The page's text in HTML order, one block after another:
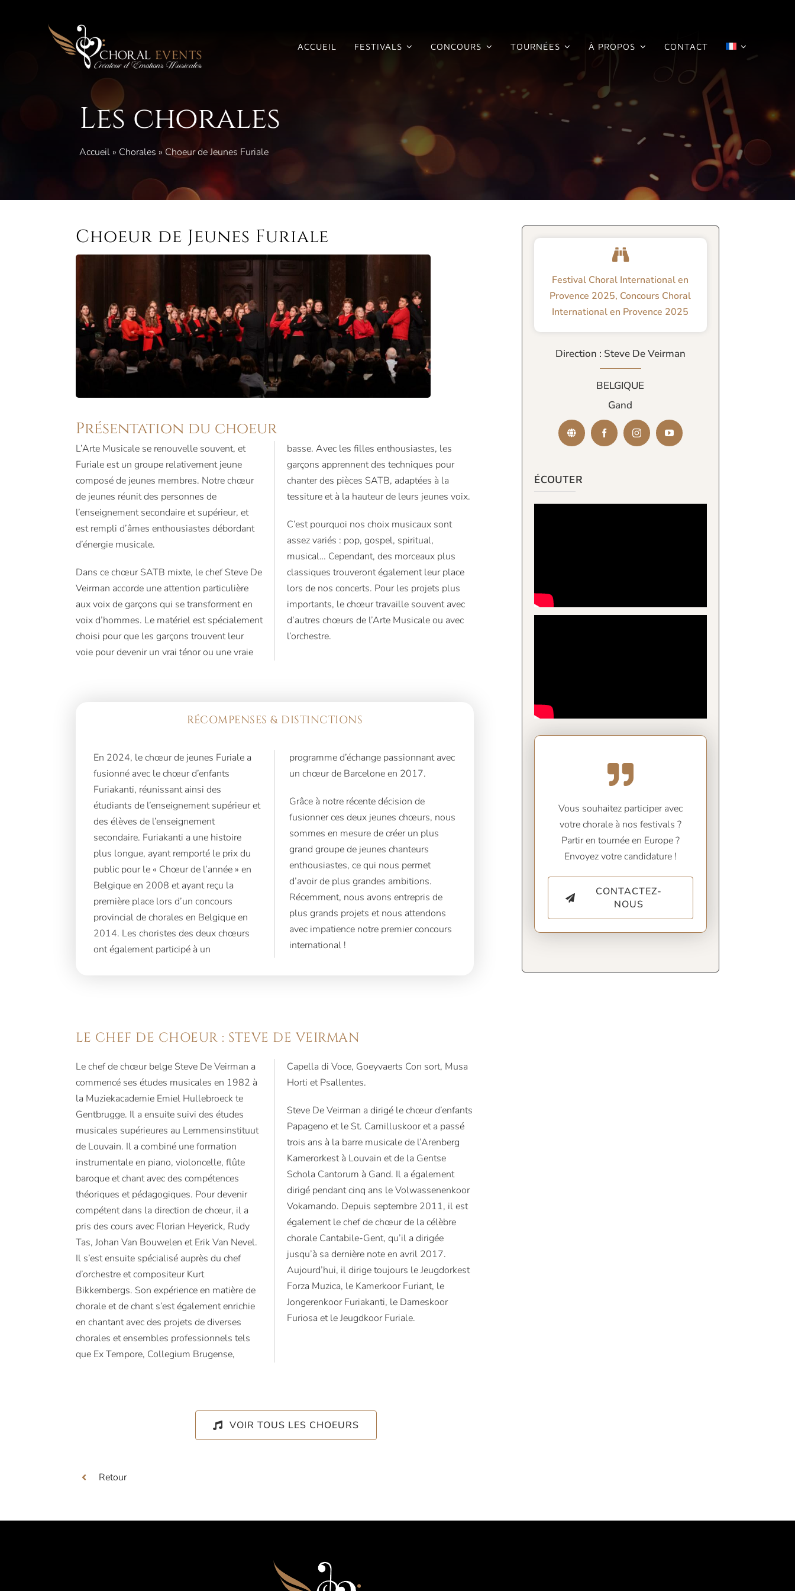
ACCUEIL FESTIVALS CONCOURS TOURNÉES À PROPOS CONTACT
Les chorales
Accueil » Chorales » Choeur de Jeunes Furiale
Choeur de Jeunes Furiale
Présentation du choeur
L’Arte Musicale se renouvelle souvent, et
Furiale est un groupe relativement jeune
composé de jeunes membres. Notre chœur
de jeunes réunit des personnes de
l’enseignement secondaire et supérieur, et
est rempli d’âmes enthousiastes débordant
d’énergie musicale.
Dans ce chœur SATB mixte, le chef Steve De
Veirman accorde une attention particulière
aux voix de garçons qui se transforment en
voix d’hommes. Le matériel est spécialement
choisi pour que les garçons trouvent leur
voie pour devenir un vrai ténor ou une vraie
basse. Avec les filles enthousiastes, les
garçons apprennent des techniques pour
chanter des pièces SATB, adaptées à la
tessiture et à la hauteur de leurs jeunes voix.
C’est pourquoi nos choix musicaux sont
assez variés : pop, gospel, spiritual,
musical… Cependant, des morceaux plus
classiques trouveront également leur place
lors de nos concerts. Pour les projets plus
importants, le chœur travaille souvent avec
d’autres chœurs de l’Arte Musicale ou avec
l’orchestre.
RÉCOMPENSES & DISTINCTIONS
En 2024, le chœur de jeunes Furiale a
fusionné avec le chœur d’enfants
Furiakanti, réunissant ainsi des
étudiants de l’enseignement supérieur et
des élèves de l’enseignement
secondaire. Furiakanti a une histoire
plus longue, ayant remporté le prix du
public pour le « Chœur de l’année » en
Belgique en 2008 et ayant reçu la
première place lors d’un concours
provincial de chorales en Belgique en
2014. Les choristes des deux chœurs
ont également participé à un
programme d’échange passionnant avec
un chœur de Barcelone en 2017.
Grâce à notre récente décision de
fusionner ces deux jeunes chœurs, nous
sommes en mesure de créer un plus
grand groupe de jeunes chanteurs
enthousiastes, ce qui nous permet
d’avoir de plus grandes ambitions.
Récemment, nous avons entrepris de
plus grands projets et nous attendons
avec impatience notre premier concours
international !
LE CHEF DE CHOEUR : STEVE DE VEIRMAN
Le chef de chœur belge Steve De Veirman a
commencé ses études musicales en 1982 à
la Muziekacademie Emiel Hullebroeck te
Gentbrugge. Il a ensuite suivi des études
musicales supérieures au Lemmensinstituut
de Louvain. Il a combiné une formation
instrumentale en piano, violoncelle, flûte
baroque et chant avec des compétences
théoriques et pédagogiques. Pour devenir
compétent dans la direction de chœur, il a
pris des cours avec Florian Heyerick, Rudy
Tas, Johan Van Bouwelen et Erik Van Nevel.
Il s’est ensuite spécialisé auprès du chef
d’orchestre et compositeur Kurt
Bikkembergs. Son expérience en matière de
chorale et de chant s’est également enrichie
en chantant avec des projets de diverses
chorales et ensembles professionnels tels
que Ex Tempore, Collegium Brugense,
Capella di Voce, Goeyvaerts Con sort, Musa
Horti et Psallentes.
Steve De Veirman a dirigé le chœur d’enfants
Papageno et le St. Camilluskoor et a passé
trois ans à la barre musicale de l’Arenberg
Kamerorkest à Louvain et de la Gentse
Schola Cantorum à Gand. Il a également
dirigé pendant cinq ans le Volwassenenkoor
Vokamando. Depuis septembre 2011, il est
également le chef de chœur de la célèbre
chorale Cantabile-Gent, qu’il a dirigée
jusqu’à sa dernière note en avril 2017.
Aujourd’hui, il dirige toujours le Jeugdorkest
Forza Muzica, le Kamerkoor Furiant, le
Jongerenkoor Furiakanti, le Dameskoor
Furiosa et le Jeugdkoor Furiale.
Festival Choral International en
Provence 2025, Concours Choral
International en Provence 2025
Direction : Steve De Veirman
BELGIQUE
Gand
ÉCOUTER
Vous souhaitez participer avec
votre chorale à nos festivals ?
Partir en tournée en Europe ?
Envoyez votre candidature !
CONTACTEZ-
NOUS
VOIR TOUS LES CHOEURS
Retour